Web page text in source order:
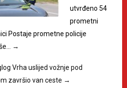
utvrđeno 54
prometni
Postaje prometne policije
→
Vrha uslijed vožnje pod
završio van ceste →